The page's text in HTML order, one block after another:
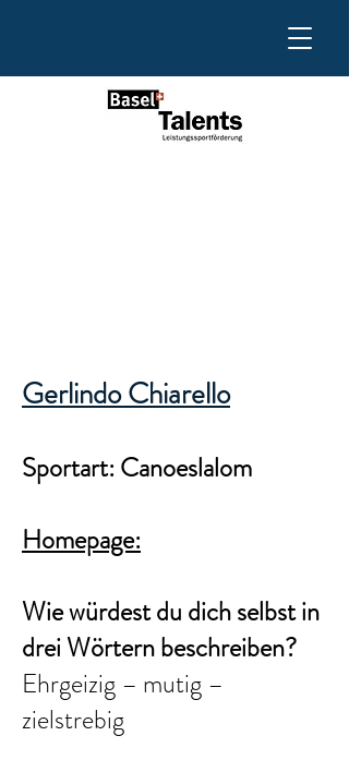
Gerlindo Chiarello
Sportart: Canoeslalom
​Homepage:
Wie würdest du dich selbst in
drei Wörtern beschreiben?
Ehrgeizig – mutig –
zielstrebig